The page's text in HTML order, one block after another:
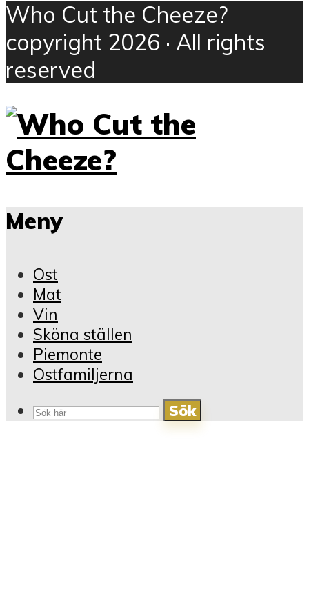
Who Cut the Cheeze?
copyright 2026 · All rights
reserved
Meny
Ost
Mat
Vin
Sköna ställen
Piemonte
Ostfamiljerna
Sök